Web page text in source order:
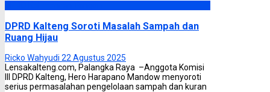
DPRD Kalteng Soroti Masalah Sampah dan
Ruang Hijau
Ricko Wahyudi 22 Agustus 2025
Lensakalteng.com, Palangka Raya –Anggota Komisi
III DPRD Kalteng, Hero Harapano Mandow menyoroti
serius permasalahan pengelolaan sampah dan kuran